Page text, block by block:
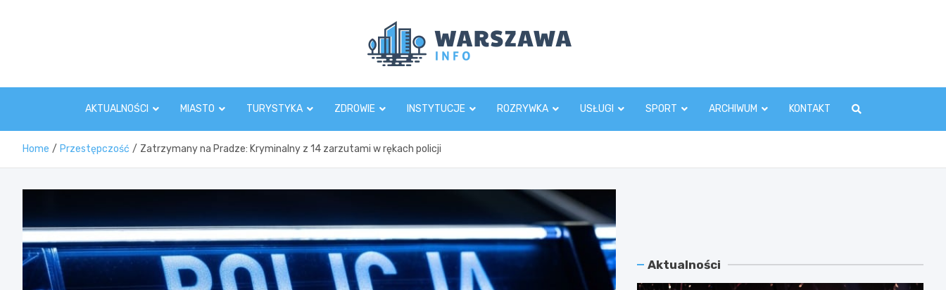
AKTUALNOŚCI MIASTO TURYSTYKA ZDROWIE INSTYTUCJE ROZRYWKA USŁUGI SPORT ARCHIWUM KONTAKT
Home Przestępczość Zatrzymany na Pradze: Kryminalny z 14 zarzutami w rękach policji
Aktualności